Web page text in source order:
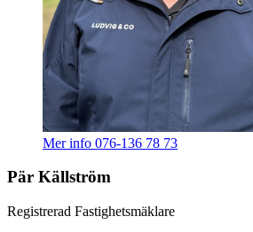
Mer info 076-136 78 73
Pär Källström
Registrerad Fastighetsmäklare